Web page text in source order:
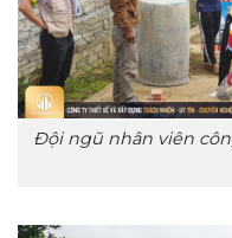
Đội ngũ nhân viên